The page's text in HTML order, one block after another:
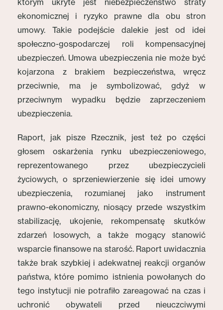
którym ukryte jest niebezpieczeństwo straty
ekonomicznej i ryzyko prawne dla obu stron
umowy. Takie podejście dalekie jest od idei
społeczno-gospodarczej roli kompensacyjnej
ubezpieczeń. Umowa ubezpieczenia nie może być
kojarzona z brakiem bezpieczeństwa, wręcz
przeciwnie, ma je symbolizować, gdyż w
przeciwnym wypadku będzie zaprzeczeniem
ubezpieczenia.
Raport, jak pisze Rzecznik, jest też po części
głosem oskarżenia rynku ubezpieczeniowego,
reprezentowanego przez ubezpieczycieli
życiowych, o sprzeniewierzenie się idei umowy
ubezpieczenia, rozumianej jako instrument
prawno-ekonomiczny, niosący przede wszystkim
stabilizację, ukojenie, rekompensatę skutków
zdarzeń losowych, a także mogący stanowić
wsparcie finansowe na starość. Raport uwidacznia
także brak szybkiej i adekwatnej reakcji organów
państwa, które pomimo istnienia powołanych do
tego instytucji nie potrafiło zareagować na czas i
uchronić obywateli przed nieuczciwymi